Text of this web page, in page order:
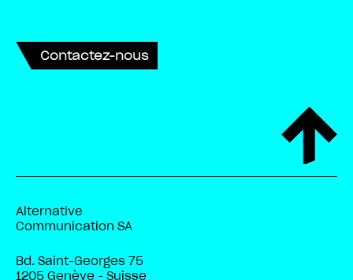
Contactez-nous
Alternative
Communication SA
Bd. Saint-Georges 75
1205 Genève - Suisse